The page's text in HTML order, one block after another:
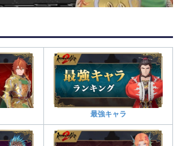
最強キャラ